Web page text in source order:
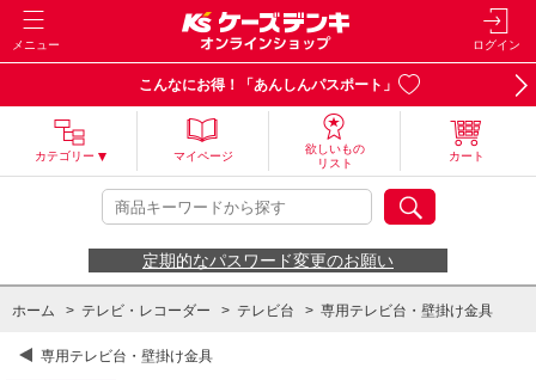
メニュー ログイン
こんなにお得！「あんしんパスポート」
カテゴリー マイページ
欲しいもの
リスト
カート
定期的なパスワード変更のお願い
ホーム > テレビ・レコーダー > テレビ台 > 専用テレビ台・壁掛け金具
専用テレビ台・壁掛け金具